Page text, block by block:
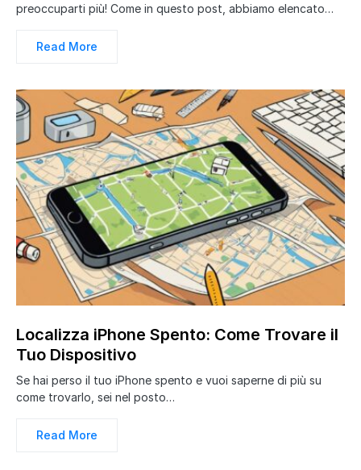
preoccuparti più! Come in questo post, abbiamo elencato…
Read More
Localizza iPhone Spento: Come Trovare il
Tuo Dispositivo
Se hai perso il tuo iPhone spento e vuoi saperne di più su
come trovarlo, sei nel posto…
Read More